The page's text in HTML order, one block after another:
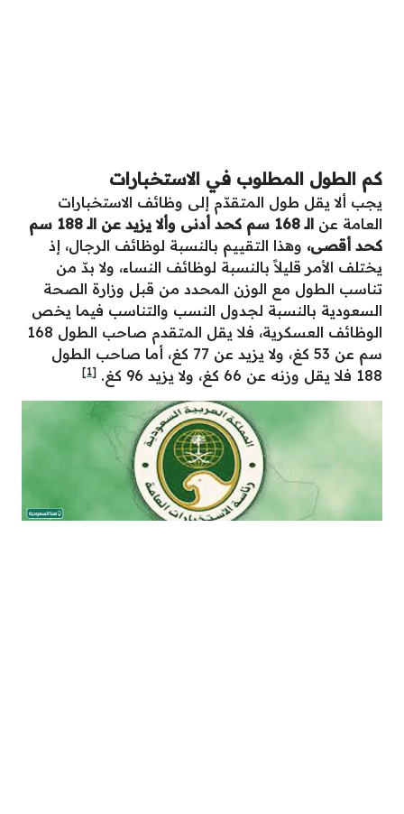
كم الطول المطلوب في الاستخبارات
يجب ألا يقل طول المتقدّم إلى وظائف الاستخبارات
العامة عن
الـ 168 سم كحد أدنى وألا يزيد عن الـ 188 سم
كحد أقصى، وهذا التقييم بالنسبة لوظائف الرجال، إذ
يختلف الأمر قليلاً بالنسبة لوظائف النساء، ولا بدّ من
تناسب الطول مع الوزن المحدد من قبل وزارة الصحة
السعودية بالنسبة لجدول النسب والتناسب فيما يخص
الوظائف العسكرية، فلا يقل المتقدم صاحب الطول 168
سم عن 53 كغ، ولا يزيد عن 77 كغ، أما صاحب الطول
188 فلا يقل وزنه عن 66 كغ، ولا يزيد 96 كغ.
[1]